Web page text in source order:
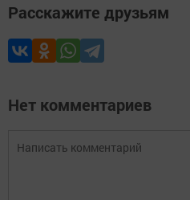
Расскажите друзьям
Нет комментариев